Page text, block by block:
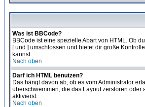
Was ist BBCode?
BBCode ist eine spezielle Abart von HTML. Ob
[ und ] umschlossen und bietet dir große
kannst.
Nach oben
Darf ich HTML benutzen?
Das hängt davon ab, ob es vom Administrator
überschwemmen, die das Layout zerstören
aktivierst.
Nach oben